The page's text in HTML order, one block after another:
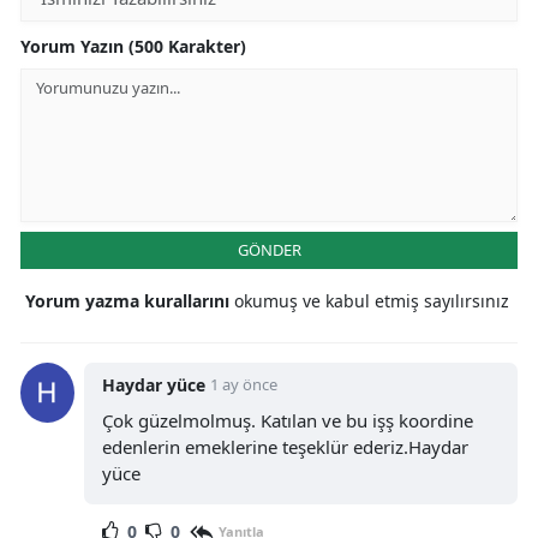
Yorum Yazın (500 Karakter)
GÖNDER
Yorum yazma kurallarını okumuş ve kabul etmiş sayılırsınız
Haydar yüce 1 ay önce
Çok güzelmolmuş. Katılan ve bu işş koordine
edenlerin emeklerine teşeklür ederiz.Haydar
yüce
0 0 Yanıtla